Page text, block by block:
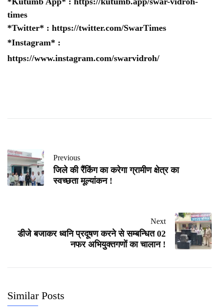
times
*Twitter* : https://twitter.com/SwarTimes
*Instagram* :
https://www.instagram.com/swarvidroh/
Previous
जिले की रैंकिंग का करेगा ग्रामीण क्षेत्र का
स्वच्छता मूल्यांकन !
Next
डीजे बजाकर ध्वनि प्रदूषण करने से सम्बन्धित 02
नफर अभियुक्तगणों का चालान !
Similar Posts